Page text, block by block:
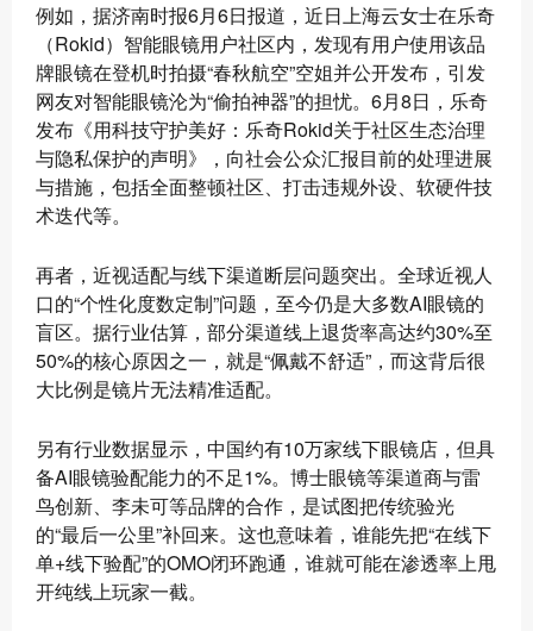
例如，据济南时报6月6日报道，近日上海云女士在乐奇
（Rokid）智能眼镜用户社区内，发现有用户使用该品
牌眼镜在登机时拍摄“春秋航空”空姐并公开发布，引发
网友对智能眼镜沦为“偷拍神器”的担忧。6月8日，乐奇
发布《用科技守护美好：乐奇Rokid关于社区生态治理
与隐私保护的声明》，向社会公众汇报目前的处理进展
与措施，包括全面整顿社区、打击违规外设、软硬件技
术迭代等。
再者，近视适配与线下渠道断层问题突出。全球近视人
口的“个性化度数定制”问题，至今仍是大多数AI眼镜的
盲区。据行业估算，部分渠道线上退货率高达约30%至
50%的核心原因之一，就是“佩戴不舒适”，而这背后很
大比例是镜片无法精准适配。
另有行业数据显示，中国约有10万家线下眼镜店，但具
备AI眼镜验配能力的不足1%。博士眼镜等渠道商与雷
鸟创新、李未可等品牌的合作，是试图把传统验光
的“最后一公里”补回来。这也意味着，谁能先把“在线下
单+线下验配”的OMO闭环跑通，谁就可能在渗透率上甩
开纯线上玩家一截。